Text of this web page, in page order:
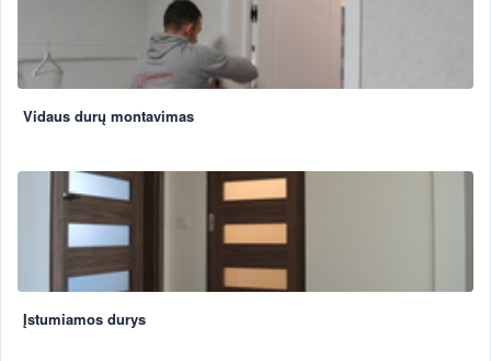
Vidaus durų montavimas
Įstumiamos durys